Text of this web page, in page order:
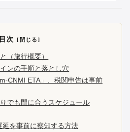
目次
（旅行概要）
ンの手順と落とし穴
CNMI ETA」、税関申告は事前
でも間に合うスケジュール
を事前に察知する方法